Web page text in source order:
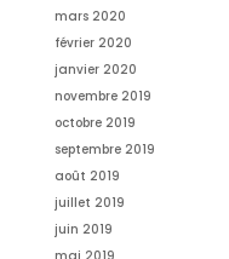
mars 2020
février 2020
janvier 2020
novembre 2019
octobre 2019
septembre 2019
août 2019
juillet 2019
juin 2019